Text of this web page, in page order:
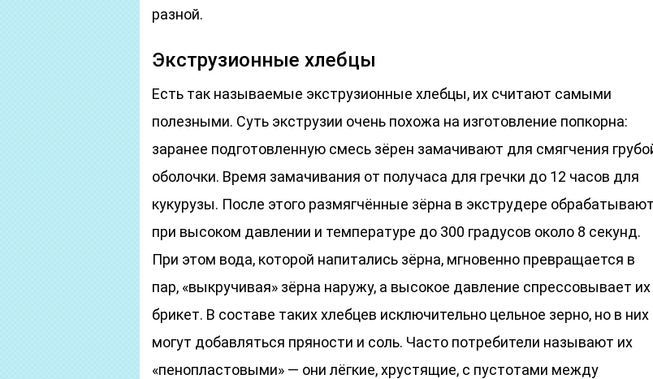
разной.
Экструзионные хлебцы
Есть так называемые экструзионные хлебцы, их считают самыми
полезными. Суть экструзии очень похожа на изготовление попкорна:
заранее подготовленную смесь зёрен замачивают для смягчения
оболочки. Время замачивания от получаса для гречки до 12 часов для
кукурузы. После этого размягчённые зёрна в экструдере обрабатывают
при высоком давлении и температуре до 300 градусов около 8 секунд.
При этом вода, которой напитались зёрна, мгновенно превращается в
пар, «выкручивая» зёрна наружу, а высокое давление спрессовывает их
брикет. В составе таких хлебцев исключительно цельное зерно, но в них
могут добавляться пряности и соль. Часто потребители называют их
«пенопластовыми» — они лёгкие, хрустящие, с пустотами между